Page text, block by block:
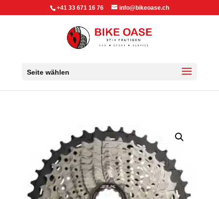
+41 33 671 16 76 info@bikeoase.ch
Seite wählen